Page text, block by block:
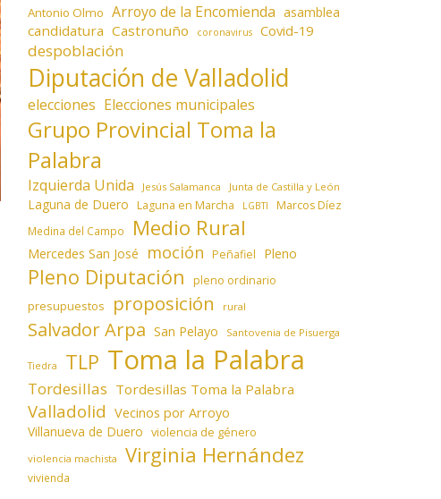
Antonio Olmo Arroyo de la Encomienda asamblea
candidatura Castronuño coronavirus Covid-19
despoblación
Diputación de Valladolid
elecciones Elecciones municipales
Grupo Provincial Toma la
Palabra
Izquierda Unida Jesús Salamanca Junta de Castilla y León
Laguna de Duero Laguna en Marcha LGBTI Marcos Díez
Medina del Campo Medio Rural
Mercedes San José moción Peñafiel Pleno
Pleno Diputación pleno ordinario
presupuestos proposición rural
Salvador Arpa San Pelayo Santovenia de Pisuerga
Tiedra TLP Toma la Palabra
Tordesillas Tordesillas Toma la Palabra
Valladolid Vecinos por Arroyo
Villanueva de Duero violencia de género
violencia machista Virginia Hernández
vivienda